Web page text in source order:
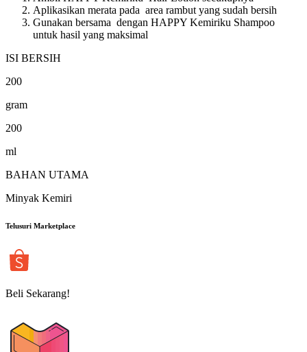
Aplikasikan merata pada area rambut yang sudah bersih
Gunakan bersama dengan HAPPY Kemiriku Shampoo
untuk hasil yang maksimal
ISI BERSIH
200
gram
200
ml
BAHAN UTAMA
Minyak Kemiri
Telusuri Marketplace
Beli Sekarang!